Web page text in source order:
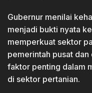
Gubernur menilai
menjadi bukti nyata
memperkuat sektor
pemerintah pusat
faktor penting dalam
di sektor pertanian.